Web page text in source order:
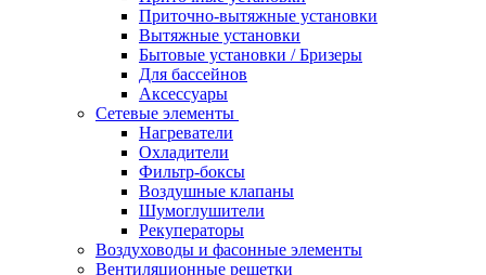
Приточно-вытяжные установки
Вытяжные установки
Бытовые установки / Бризеры
Для бассейнов
Аксессуары
Сетевые элементы
Нагреватели
Охладители
Фильтр-боксы
Воздушные клапаны
Шумоглушители
Рекуператоры
Воздуховоды и фасонные элементы
Вентиляционные решетки